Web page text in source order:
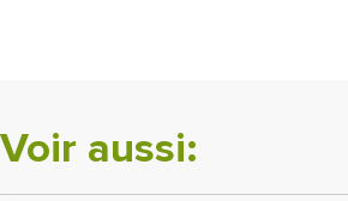
Voir aussi: